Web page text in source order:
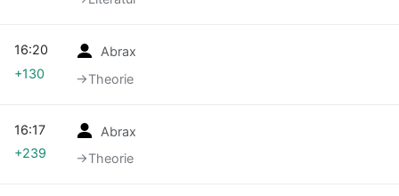
Abrax
→‎Theorie
16:20
+130
Abrax
→‎Theorie
16:17
+239